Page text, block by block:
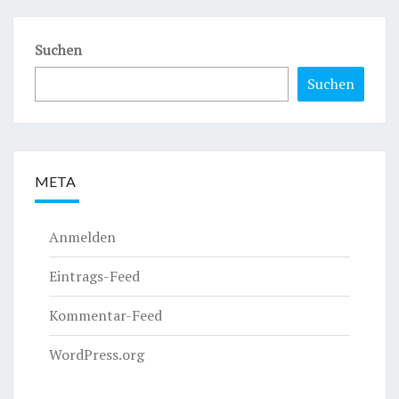
Suchen
Suchen
META
Anmelden
Eintrags-Feed
Kommentar-Feed
WordPress.org